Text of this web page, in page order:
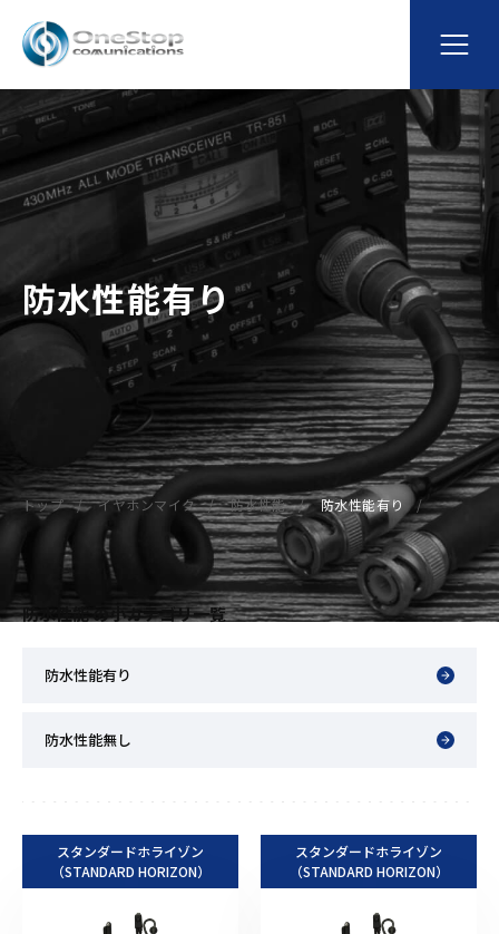
防水性能有り
トップ イヤホンマイク 防水性能 防水性能有り
防水性能 の小カテゴリ一覧
防水性能有り
防水性能無し
スタンダードホライゾン
（STANDARD HORIZON）
スタンダードホライゾン
（STANDARD HORIZON）